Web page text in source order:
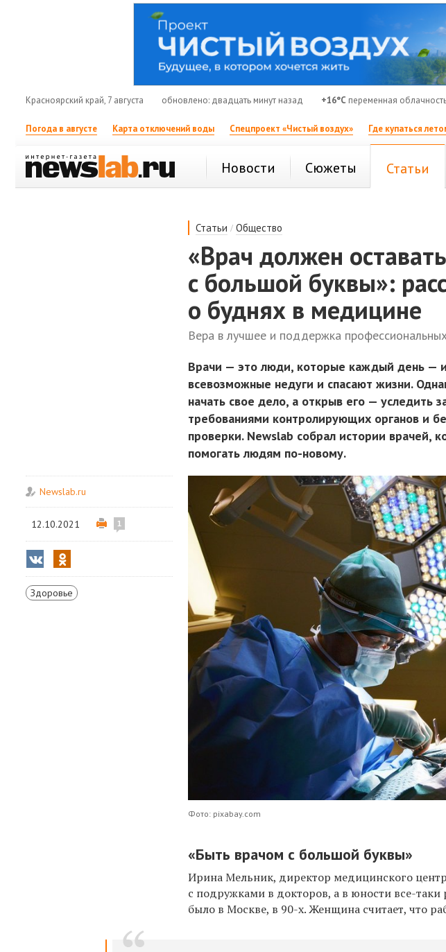
Красноярский край, 7 августа обновлено: двадцать минут назад +16°C переменная
Погода в августе Карта отключений воды Спецпроект «Чистый воздух» Где купаться
Новости Сюжеты Статьи
Статьи /Общество
«Врач должен
с большой буквы»:
о буднях в медицине
Вера в лучшее и поддержка
Врачи — это люди, которые каждый день —
всевозможные недуги и спасают жизни.
начать свое дело, а открыв его — уследить
требованиями контролирующих органов и
проверки. Newslab собрал истории врачей,
помогать людям по-новому.
Newslab.ru
12.10.2021 1
Здоровье
Фото: pixabay.com
«Быть врачом с большой буквы»
Ирина Мельник, директор медицинского
с подружками в докторов, а в юности все-
было в Москве, в 90-х. Женщина считает, что